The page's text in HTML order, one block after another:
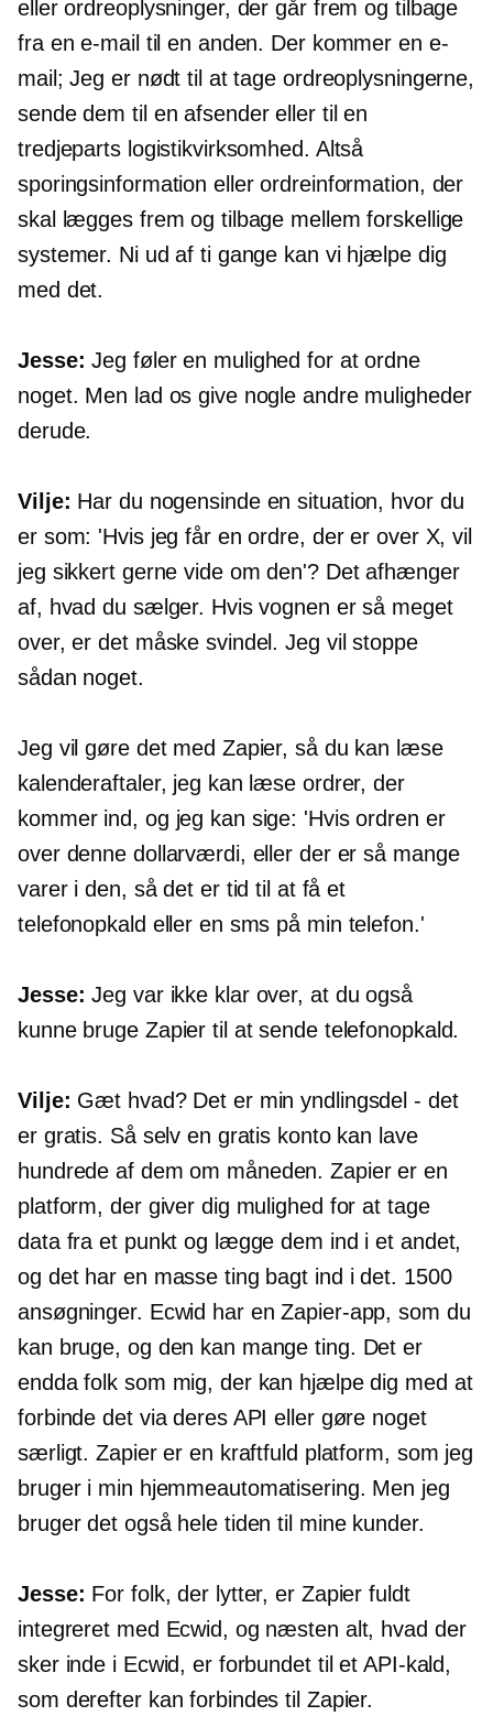
eller ordreoplysninger, der går frem og tilbage
fra en e-mail til en anden. Der kommer en e-
mail; Jeg er nødt til at tage ordreoplysningerne,
sende dem til en afsender eller til en
tredjeparts logistikvirksomhed. Altså
sporingsinformation eller ordreinformation, der
skal lægges frem og tilbage mellem forskellige
systemer. Ni ud af ti gange kan vi hjælpe dig
med det.
Jesse: Jeg føler en mulighed for at ordne
noget. Men lad os give nogle andre muligheder
derude.
Vilje: Har du nogensinde en situation, hvor du
er som: 'Hvis jeg får en ordre, der er over X, vil
jeg sikkert gerne vide om den'? Det afhænger
af, hvad du sælger. Hvis vognen er så meget
over, er det måske svindel. Jeg vil stoppe
sådan noget.
Jeg vil gøre det med Zapier, så du kan læse
kalenderaftaler, jeg kan læse ordrer, der
kommer ind, og jeg kan sige: 'Hvis ordren er
over denne dollarværdi, eller der er så mange
varer i den, så det er tid til at få et
telefonopkald eller en sms på min telefon.'
Jesse: Jeg var ikke klar over, at du også
kunne bruge Zapier til at sende telefonopkald.
Vilje: Gæt hvad? Det er min yndlingsdel - det
er gratis. Så selv en gratis konto kan lave
hundrede af dem om måneden. Zapier er en
platform, der giver dig mulighed for at tage
data fra et punkt og lægge dem ind i et andet,
og det har en masse ting bagt ind i det. 1500
ansøgninger. Ecwid har en Zapier-app, som du
kan bruge, og den kan mange ting. Det er
endda folk som mig, der kan hjælpe dig med at
forbinde det via deres API eller gøre noget
særligt. Zapier er en kraftfuld platform, som jeg
bruger i min hjemmeautomatisering. Men jeg
bruger det også hele tiden til mine kunder.
Jesse: For folk, der lytter, er Zapier fuldt
integreret med Ecwid, og næsten alt, hvad der
sker inde i Ecwid, er forbundet til et API-kald,
som derefter kan forbindes til Zapier.